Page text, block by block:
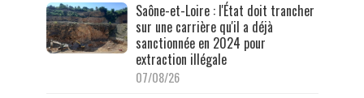
Saône-et-Loire : l'État doit trancher
sur une carrière qu'il a déjà
sanctionnée en 2024 pour
extraction illégale
07/08/26